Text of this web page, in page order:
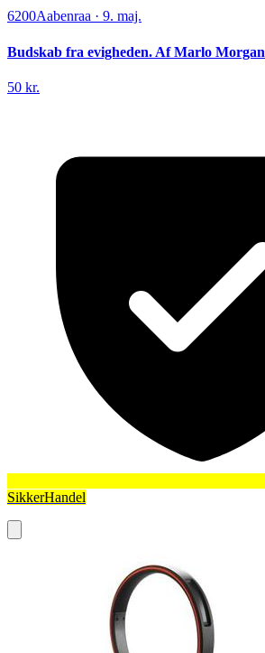
6200Aabenraa · 9. maj.
Budskab fra evigheden. Af Marlo Morgan
50 kr.
SikkerHandel